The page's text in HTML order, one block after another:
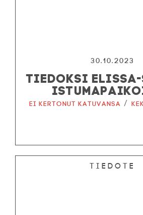
30.10.2023
TIEDOKSI
Ei kertonut katuvansa /
Tiedote